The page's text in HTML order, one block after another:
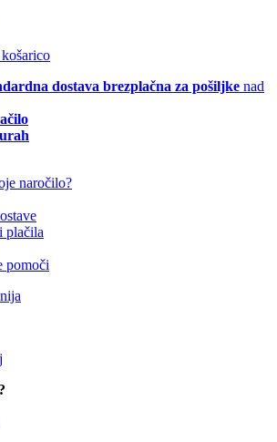
dostava brezplačna za pošiljke nad
naročilo?
plačila
pomoči